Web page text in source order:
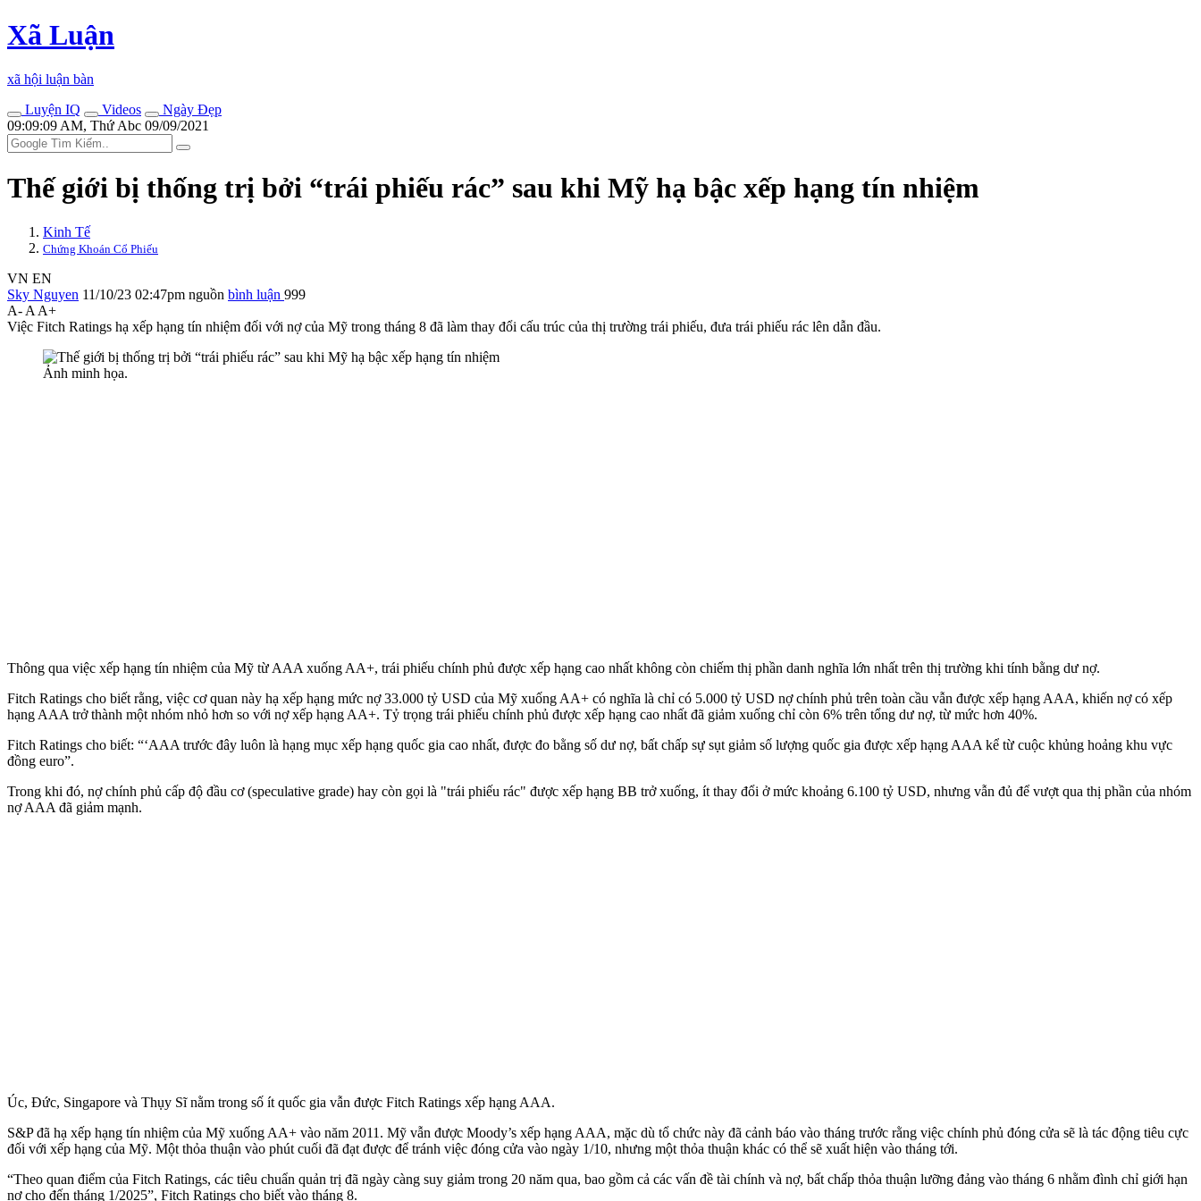
Xã Luận
xã hội luận bàn
Luyện IQ
Videos
Ngày Đẹp
09:09:09 AM, Thứ Abc 09/09/2021
Thế giới bị thống trị bởi “trái phiếu rác” sau khi Mỹ hạ bậc xếp hạng tín nhiệm
Kinh Tế
Chứng Khoán Cổ Phiếu
VN EN
Sky Nguyen 11/10/23 02:47pm nguồn bình luận 999
A- A A+
Việc Fitch Ratings hạ xếp hạng tín nhiệm đối với nợ của Mỹ trong tháng 8 đã làm thay đổi cấu trúc của thị trường trái phiếu, đưa trái phiếu rác lên dẫn đầu.
Ảnh minh họa.
Thông qua việc xếp hạng tín nhiệm của Mỹ từ AAA xuống AA+, trái phiếu chính phủ được xếp hạng cao nhất không còn chiếm thị phần danh nghĩa lớn nhất trên thị trường khi tính bằng dư nợ.
Fitch Ratings cho biết rằng, việc cơ quan này hạ xếp hạng mức nợ 33.000 tỷ USD của Mỹ xuống AA+ có nghĩa là chỉ có 5.000 tỷ USD nợ chính phủ trên toàn cầu vẫn được xếp hạng AAA, khiến nợ có xếp
hạng AAA trở thành một nhóm nhỏ hơn so với nợ xếp hạng AA+. Tỷ trọng trái phiếu chính phủ được xếp hạng cao nhất đã giảm xuống chỉ còn 6% trên tổng dư nợ, từ mức hơn 40%.
Fitch Ratings cho biết: “‘AAA trước đây luôn là hạng mục xếp hạng quốc gia cao nhất, được đo bằng số dư nợ, bất chấp sự sụt giảm số lượng quốc gia được xếp hạng AAA kể từ cuộc khủng hoảng khu vực
đồng euro”.
Trong khi đó, nợ chính phủ cấp độ đầu cơ (speculative grade) hay còn gọi là "trái phiếu rác" được xếp hạng BB trở xuống, ít thay đổi ở mức khoảng 6.100 tỷ USD, nhưng vẫn đủ để vượt qua thị phần của nhóm
nợ AAA đã giảm mạnh.
Úc, Đức, Singapore và Thụy Sĩ nằm trong số ít quốc gia vẫn được Fitch Ratings xếp hạng AAA.
S&P đã hạ xếp hạng tín nhiệm của Mỹ xuống AA+ vào năm 2011. Mỹ vẫn được Moody’s xếp hạng AAA, mặc dù tổ chức này đã cảnh báo vào tháng trước rằng việc chính phủ đóng cửa sẽ là tác động tiêu cực
đối với xếp hạng của Mỹ. Một thỏa thuận vào phút cuối đã đạt được để tránh việc đóng cửa vào ngày 1/10, nhưng một thỏa thuận khác có thể sẽ xuất hiện vào tháng tới.
“Theo quan điểm của Fitch Ratings, các tiêu chuẩn quản trị đã ngày càng suy giảm trong 20 năm qua, bao gồm cả các vấn đề tài chính và nợ, bất chấp thỏa thuận lưỡng đảng vào tháng 6 nhằm đình chỉ giới hạn
nợ cho đến tháng 1/2025”, Fitch Ratings cho biết vào tháng 8.